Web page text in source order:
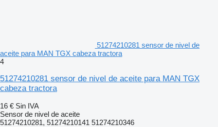
51274210281 sensor de nivel de
aceite para MAN TGX cabeza tractora
4
51274210281 sensor de nivel de aceite para MAN TGX
cabeza tractora
16 € Sin IVA
Sensor de nivel de aceite
51274210281, 51274210141 51274210346